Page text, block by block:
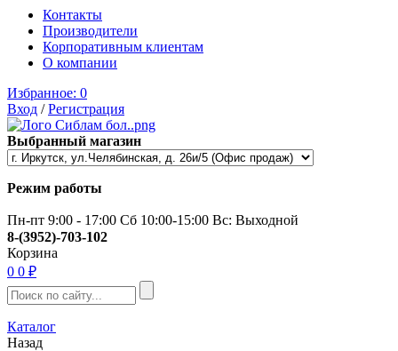
Контакты
Производители
Корпоративным клиентам
О компании
Избранное: 0
Вход /Регистрация
Выбранный магазин
Режим работы
Пн-пт 9:00 - 17:00 Сб 10:00-15:00 Вс: Выходной
8-(3952)-703-102
Корзина
0 0 ₽
Каталог
Назад